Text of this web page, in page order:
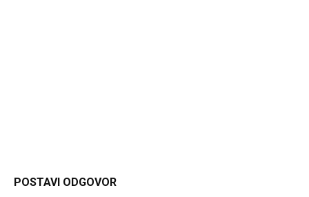
POSTAVI ODGOVOR